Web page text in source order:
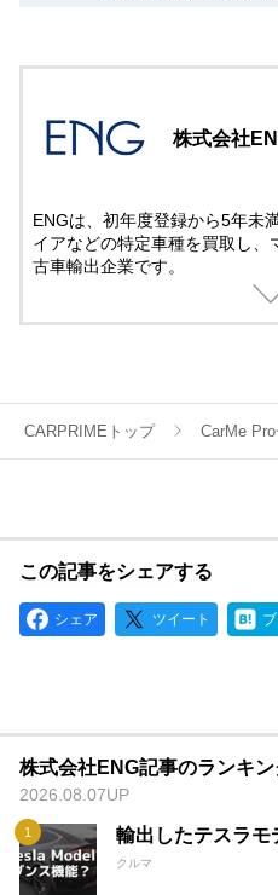
株式会社
ENGは、初年度登録から5年未
イアなどの特定車種を買取し
古車輸出企業です。
自社で買付けから輸出まで行っ
・電話のみで査定が完了（査定
す）
CARPRIMEトップ CarMe
この記事をシェアする
シェア ツイート
株式会社ENG記事のランキン
2026.08.07UP
輸出したテスラ
クルマ